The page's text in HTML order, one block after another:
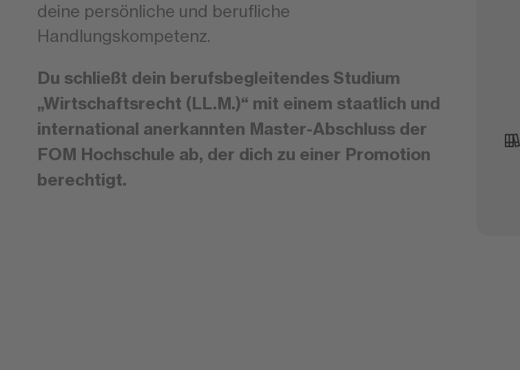
deine persönliche und berufliche
Handlungskompetenz.
Du schließt dein berufsbegleitendes Studium
„Wirtschaftsrecht (LL.M.)“ mit einem staatlich und
international anerkannten Master-Abschluss der
FOM Hochschule ab, der dich zu einer Promotion
berechtigt.